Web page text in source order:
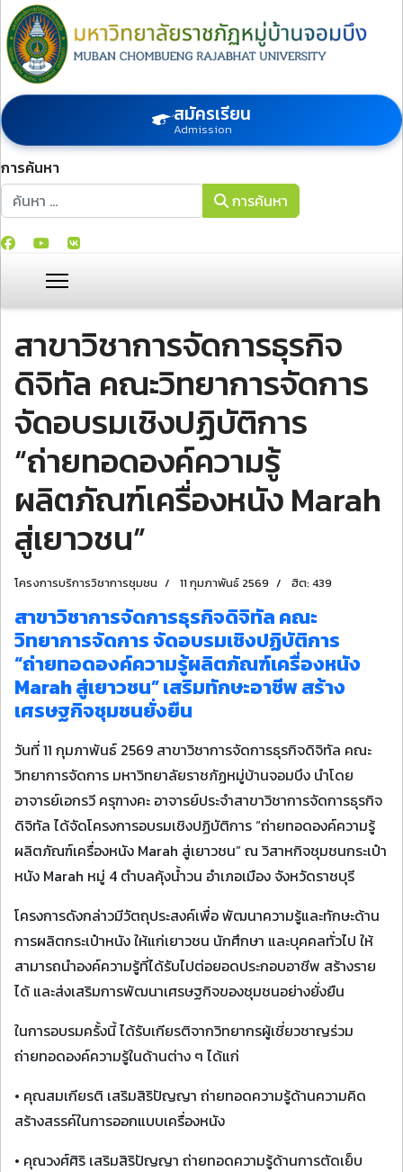
สมัครเรียน
Admission
การค้นหา
การค้นหา
การค้นหา
สาขาวิชาการจัดการธุรกิจ
ดิจิทัล คณะวิทยาการจัดการ
จัดอบรมเชิงปฏิบัติการ
“ถ่ายทอดองค์ความรู้
ผลิตภัณฑ์เครื่องหนัง Marah
สู่เยาวชน”
โครงการบริการวิชาการชุมชน 11 กุมภาพันธ์ 2569 ฮิต: 439
สาขาวิชาการจัดการธุรกิจดิจิทัล คณะ
วิทยาการจัดการ จัดอบรมเชิงปฏิบัติการ
“ถ่ายทอดองค์ความรู้ผลิตภัณฑ์เครื่องหนัง
Marah สู่เยาวชน” เสริมทักษะอาชีพ สร้าง
เศรษฐกิจชุมชนยั่งยืน
วันที่ 11 กุมภาพันธ์ 2569 สาขาวิชาการจัดการธุรกิจดิจิทัล คณะ
วิทยาการจัดการ มหาวิทยาลัยราชภัฏหมู่บ้านจอมบึง นำโดย
อาจารย์เอกรวี ครุฑางคะ อาจารย์ประจำสาขาวิชาการจัดการธุรกิจ
ดิจิทัล ได้จัดโครงการอบรมเชิงปฏิบัติการ “ถ่ายทอดองค์ความรู้
ผลิตภัณฑ์เครื่องหนัง Marah สู่เยาวชน” ณ วิสาหกิจชุมชนกระเป๋า
หนัง Marah หมู่ 4 ตำบลคุ้งน้ำวน อำเภอเมือง จังหวัดราชบุรี
โครงการดังกล่าวมีวัตถุประสงค์เพื่อ พัฒนาความรู้และทักษะด้าน
การผลิตกระเป๋าหนัง ให้แก่เยาวชน นักศึกษา และบุคคลทั่วไป ให้
สามารถนำองค์ความรู้ที่ได้รับไปต่อยอดประกอบอาชีพ สร้างราย
ได้ และส่งเสริมการพัฒนาเศรษฐกิจของชุมชนอย่างยั่งยืน
ในการอบรมครั้งนี้ ได้รับเกียรติจากวิทยากรผู้เชี่ยวชาญร่วม
ถ่ายทอดองค์ความรู้ในด้านต่าง ๆ ได้แก่
• คุณสมเกียรติ เสริมสิริปัญญา ถ่ายทอดความรู้ด้านความคิด
สร้างสรรค์ในการออกแบบเครื่องหนัง
• คุณวงศ์ศิริ เสริมสิริปัญญา ถ่ายทอดความรู้ด้านการตัดเย็บ